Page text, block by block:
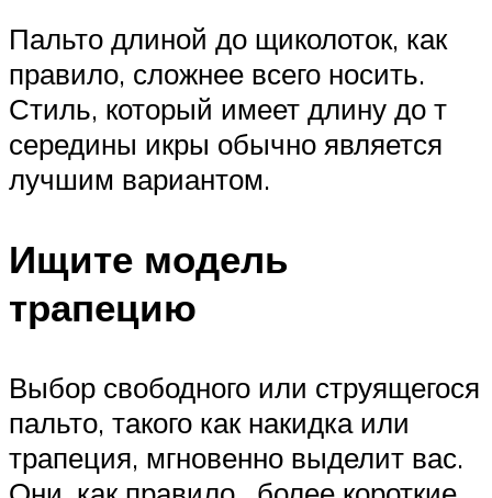
Пальто длиной до щиколоток, как
правило, сложнее всего носить.
Стиль, который имеет длину до т
середины икры обычно является
лучшим вариантом.
Ищите модель
трапецию
Выбор свободного или струящегося
пальто, такого как накидка или
трапеция, мгновенно выделит вас.